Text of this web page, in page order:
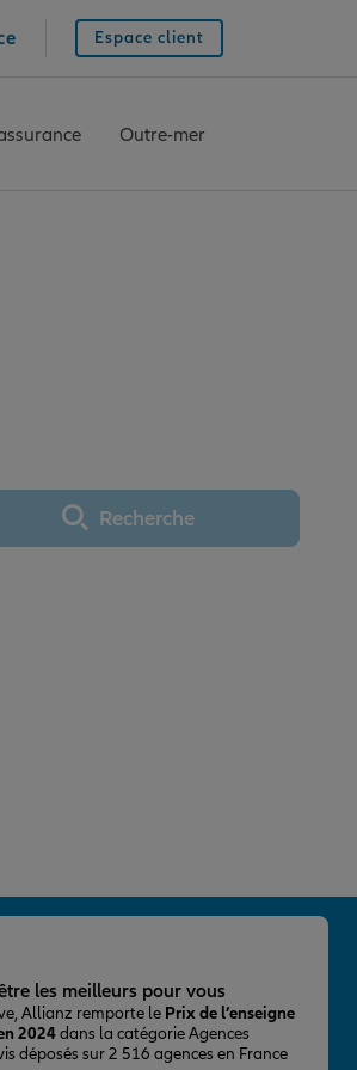
Espace client
Outre-mer
positionRecherche
les meilleurs pour vous
Allianz remporte le Prix de l’enseigne
2024dans la catégorie Agences
déposés sur 2 516 agences en France